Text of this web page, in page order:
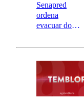
Senapred
ordena
evacuar dos
Carahue por
río Damas:
activa
mensajería
SAE